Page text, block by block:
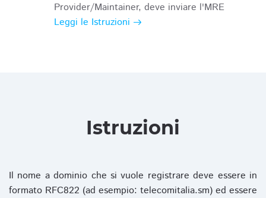
Provider/Maintainer, deve inviare l'MRE
Leggi le Istruzioni
Istruzioni
Il nome a dominio che si vuole registrare deve essere in
formato RFC822 (ad esempio: telecomitalia.sm) ed essere